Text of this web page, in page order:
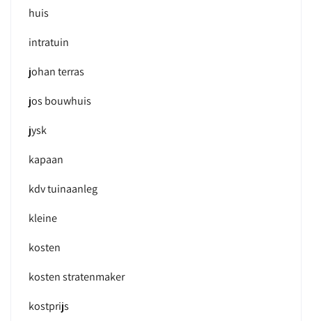
huis
intratuin
johan terras
jos bouwhuis
jysk
kapaan
kdv tuinaanleg
kleine
kosten
kosten stratenmaker
kostprijs